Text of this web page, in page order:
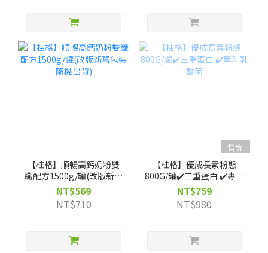
【桂格】順暢高鈣奶粉雙
纖配方1500g/罐(改版新舊
包裝隨機出貨)
NT$569
NT$710
售完
【桂格】優成長素粉態
800G/罐✔️三重蛋白 ✔️專利
乳酸菌
NT$759
NT$980